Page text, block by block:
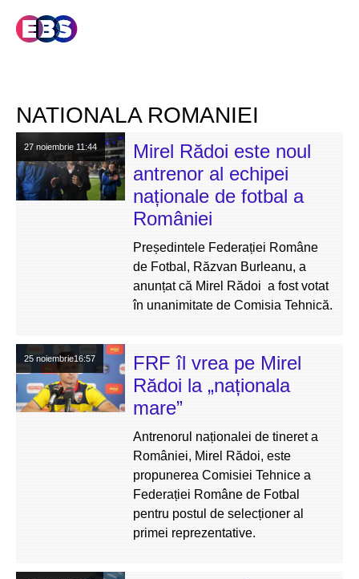
NATIONALA ROMANIEI
27 noiembrie 11:44
Mirel Rădoi este noul
antrenor al echipei
naționale de fotbal a
României
Președintele Federației Române
de Fotbal, Răzvan Burleanu, a
anunțat că Mirel Rădoi a fost votat
în unanimitate de Comisia Tehnică.
25 noiembrie16:57
FRF îl vrea pe Mirel
Rădoi la „naționala
mare”
Antrenorul naționalei de tineret a
României, Mirel Rădoi, este
propunerea Comisiei Tehnice a
Federației Române de Fotbal
pentru postul de selecționer al
primei reprezentative.